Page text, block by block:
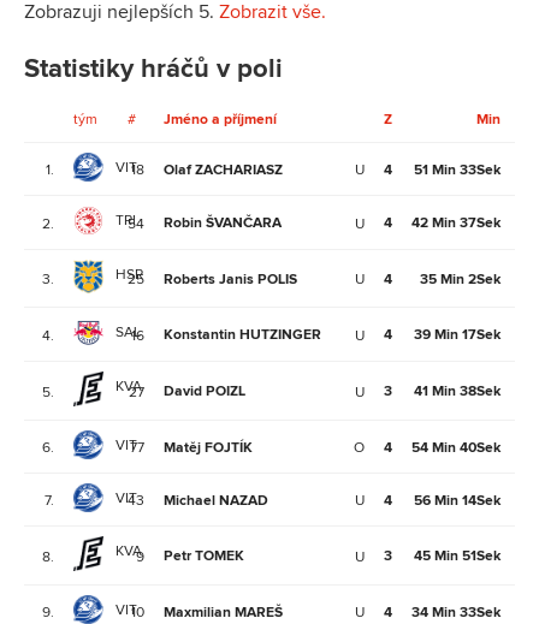
Zobrazuji nejlepších 5. Zobrazit vše.
Statistiky hráčů v poli
tým # Jméno a příjmení Z Min
1. VIT18 Olaf ZACHARIASZ U 4 51 Min 33Sek
2. TRI54 Robin ŠVANČARA U 4 42 Min 37Sek
3. HSR
25 Roberts Janis POLIS U 4 35 Min 2Sek
4. SAL
16 Konstantin HUTZINGER U 4 39 Min 17Sek
5. KVA
27 David POIZL U 3 41 Min 38Sek
6. VIT77 Matěj FOJTÍK O 4 54 Min 40Sek
7. VIT43 Michael NAZAD U 4 56 Min 14Sek
8. KVA9 Petr TOMEK U 3 45 Min 51Sek
9. VIT10 Maxmilian MAREŠ U 4 34 Min 33Sek